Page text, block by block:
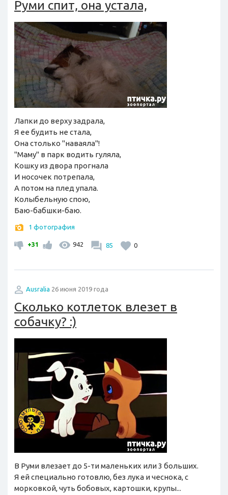
Руми спит, она устала,
Лапки до верху задрала,
Я ее будить не стала,
Она столько "наваяла"!
"Маму" в парк водить гуляла,
Кошку из двора прогнала
И носочек потрепала,
А потом на плед упала.
Колыбельную спою,
Баю-бабшки-баю.
1 фотография
+31 942 85 0
Ausralia 26 июня 2019 года
Сколько котлеток влезет в
собачку? :)
В Руми влезает до 5-ти маленьких или 3 больших.
Я ей специально готовлю, без лука и чеснока, с
морковкой, чуть бобовых, картошки, крупы...